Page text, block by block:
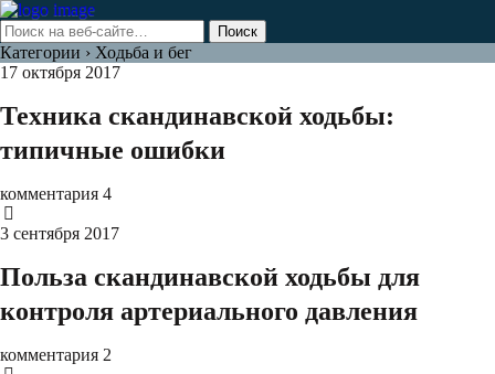
Категории › Ходьба и бег
17 октября 2017
Техника скандинавской ходьбы:
типичные ошибки
комментария 4
3 сентября 2017
Польза скандинавской ходьбы для
контроля артериального давления
комментария 2